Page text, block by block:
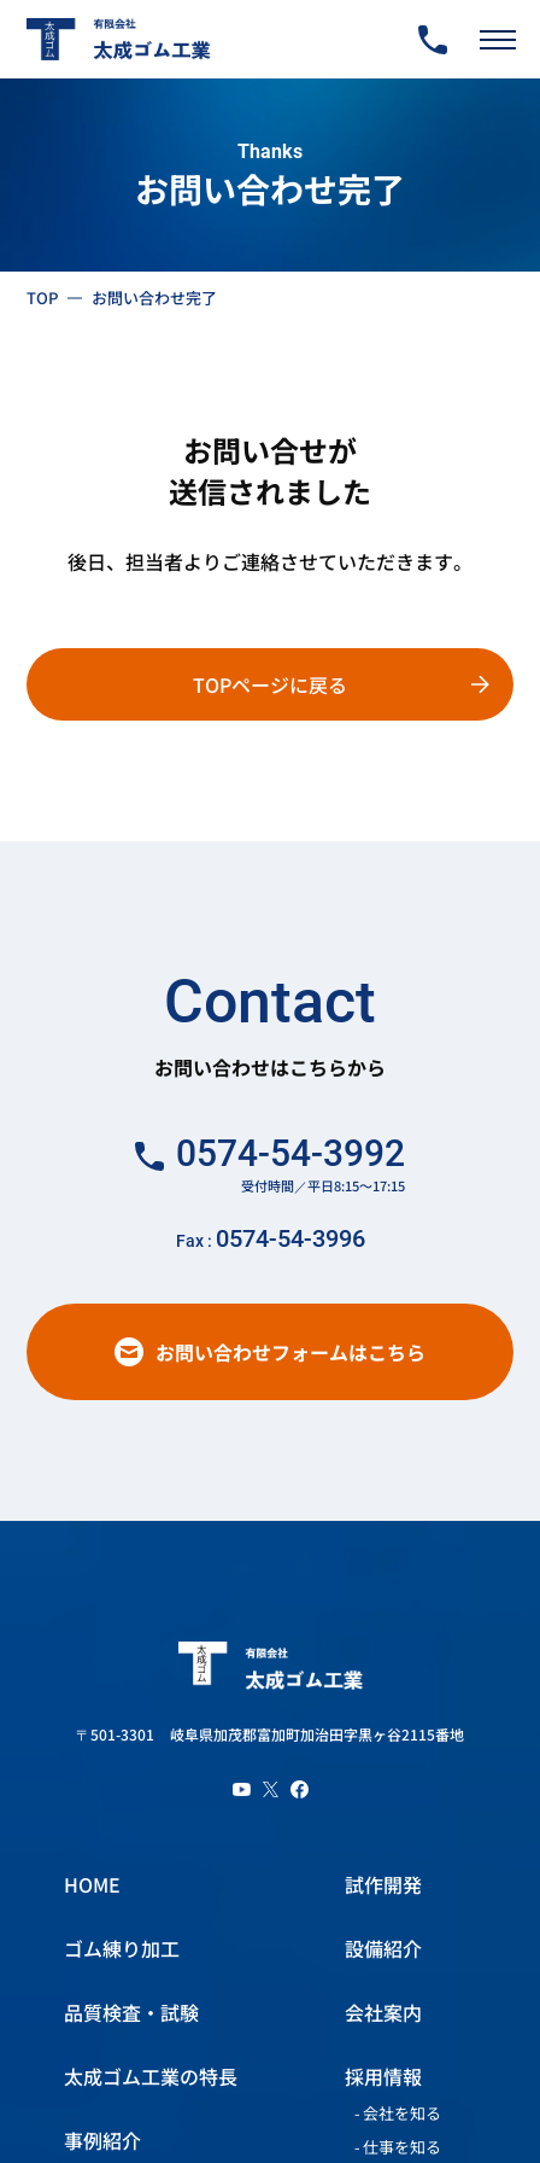
Thanks
お問い合わせ完了
TOP お問い合わせ完了
お問い合せが
送信されました
後日、担当者よりご連絡させていただきます。
TOPページに戻る
Contact
お問い合わせはこちらから
0574-54-3992
受付時間／平日8:15～17:15
Fax : 0574-54-3996
お問い合わせフォームはこちら
〒501-3301 岐阜県加茂郡富加町加治田字黒ヶ谷2115番地
HOME
ゴム練り加工
品質検査・試験
太成ゴム工業の特長
事例紹介
試作開発
設備紹介
会社案内
採用情報
会社を知る
仕事を知る